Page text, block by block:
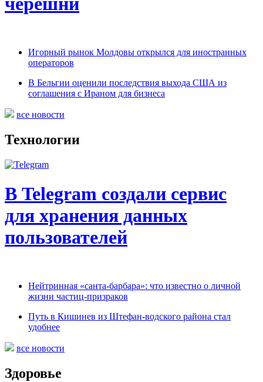
Игорный рынок Молдовы открылся для иностранных
операторов
В Бельгии оценили последствия выхода США из
соглашения с Ираном для бизнеса
все новости
Технологии
В Telegram создали сервис
для хранения данных
пользователей
Нейтринная «санта-барбара»: что известно о личной
жизни частиц-призраков
Путь в Кишинев из Штефан-водского района стал
удобнее
все новости
Здоровье